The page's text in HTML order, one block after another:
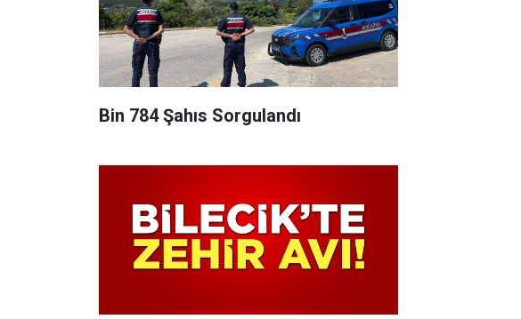
Bin 784 Şahıs Sorgulandı